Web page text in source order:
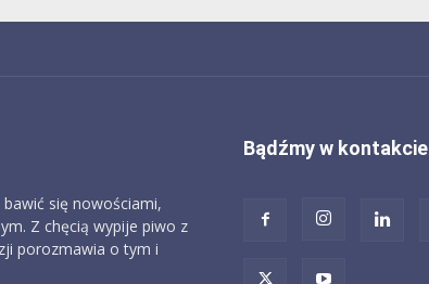
się nowościami,
Z chęcią wypije piwo z
porozmawia o tym i
Bądźmy w kontakcie